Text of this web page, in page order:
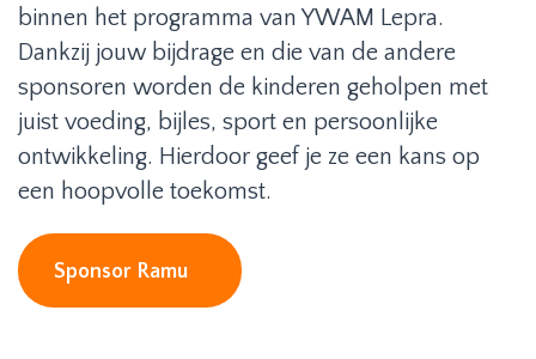
binnen het programma van YWAM Lepra.
Dankzij jouw bijdrage en die van de andere
sponsoren worden de kinderen geholpen met
juist voeding, bijles, sport en persoonlijke
ontwikkeling. Hierdoor geef je ze een kans op
een hoopvolle toekomst.
Sponsor Ramu